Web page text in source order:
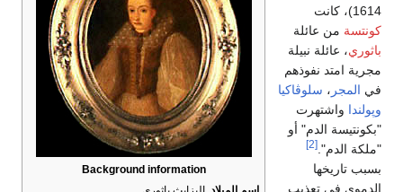
Background information
1614)، كانت
كونتسة من عائلة
باثوري، عائلة نبيلة
مجرية امتد نفوذهم
في المجر ، سلوڤاكيا
وپولندا واشتهرت
"بكونتيسة الدم" أو
"ملكة الدم". [2]
بسبب تاريخها
الدموي في تعذيب